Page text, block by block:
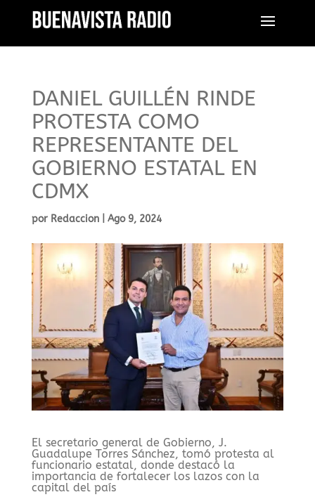
DANIEL GUILLÉN RINDE
PROTESTA COMO
REPRESENTANTE DEL
GOBIERNO ESTATAL EN
CDMX
por Redaccion| Ago 9, 2024
El secretario general de Gobierno, J.
Guadalupe Torres Sánchez, tomó protesta al
funcionario estatal, donde destacó la
importancia de fortalecer los lazos con la
capital del país